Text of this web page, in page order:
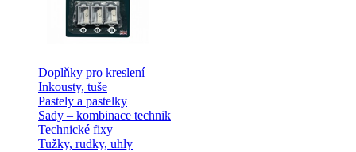
Doplňky pro kreslení
Inkousty, tuše
Pastely a pastelky
Sady – kombinace technik
Technické fixy
Tužky, rudky, uhly